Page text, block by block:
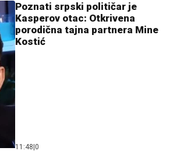
Poznati srpski političar je
Kasperov otac: Otkrivena
porodična tajna partnera Mine
Kostić
11:48 0